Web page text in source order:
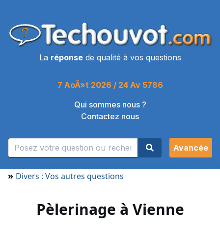
La réponsede qualité à vos questions
7 AoÃ»t 2026 / 24 Av 5786
Qui sommes nous ?
Contactez nous
Avancée
» Divers : Vos autres questions
Pèlerinage à Vienne